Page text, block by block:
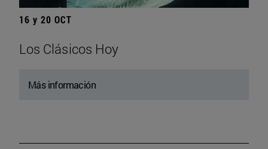
16 y 20 OCT
Los Clásicos Hoy
Más información